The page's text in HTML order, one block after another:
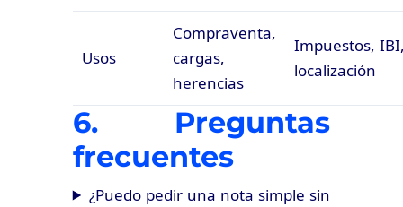
Usos
Compraventa,
cargas,
herencias
Impuestos,
localización
6. Preguntas
frecuentes
¿Puedo pedir una nota simple sin